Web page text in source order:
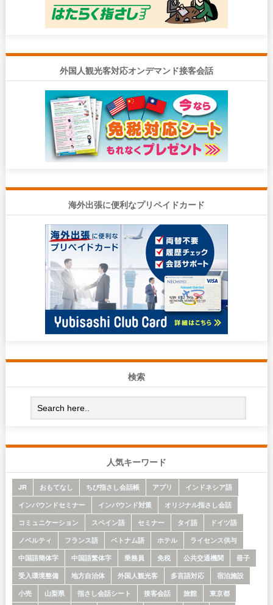
外国人観光客対応オンデマンド接客会話
海外出張に便利なプリペイドカード
検索
人気キーワード
JR おもてなし ちび指さし会話帳 アプリ
インドネシア語
インバウンドセミナー
インバウンド対策
オリジナル指さし会話
コミュニケーション
スペイン語 セミナー タイ語
ドイツ語
ノベルティ
フランス語 ベトナム語 ホテル
ライセンス供与
中国語簡体字
中国語繁体字 乗務員 免税 公共交通機関
冊子
受入環境整備
地方自治体 外国人観光客 多言語対応
宿泊施設
小売
山梨県 指さし会話シート 接客会話 旅館
東京都